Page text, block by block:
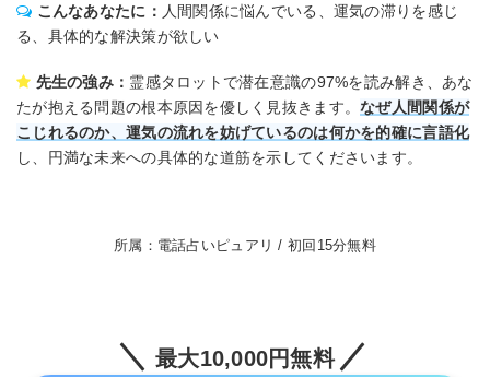
こんなあなたに： 人間関係に悩んでいる、運気の滞りを感じ
る、具体的な解決策が欲しい
先生の強み： 霊感タロットで潜在意識の97%を読み解き、あな
たが抱える問題の根本原因を優しく見抜きます。なぜ人間関係が
こじれるのか、運気の流れを妨げているのは何かを的確に言語化
し、円満な未来への具体的な道筋を示してくださいます。
所属：電話占いピュアリ / 初回15分無料
最大10,000円無料